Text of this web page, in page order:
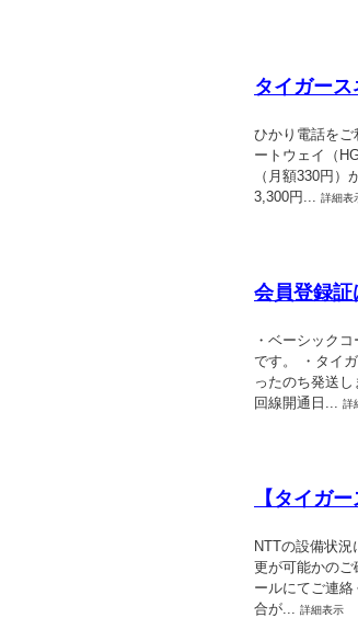
タイガー
ひかり電話を
ートウェイ（
（月額330円
3,300円... 詳細表
会員登録
・ベーシック
です。 ・タイ
ったのち発送
回線開通日... 詳
【タイガ
NTTの設備状
更が可能かのご
ールにてご連
合が... 詳細表示